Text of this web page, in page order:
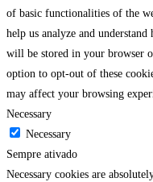
of basic functionalities of the
help us analyze and
will be stored in your browser
option to opt-out of these
may affect your browsing
Necessary
Necessary
Sempre ativado
Necessary cookies are